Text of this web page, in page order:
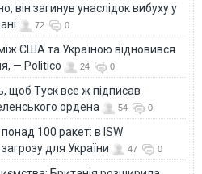
він загинув унаслідок вибуху у
72 0
США та Україною відновився
— Politico
24 0
щоб Туск все ж підписав
ордена
54 0
100 ракет: в ISW
для України
47 0